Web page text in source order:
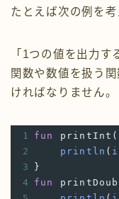
たとえば次の例を考
「1つの値を出力
関数や数値を扱う
ければなりません。
1 fun printInt (
2
println (
3
}
4
fun